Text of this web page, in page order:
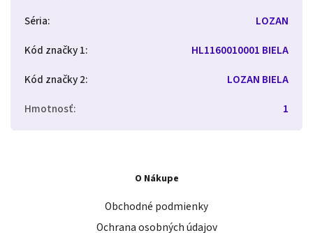
Séria:
LOZAN
Kód značky 1:
HL1160010001 BIELA
Kód značky 2:
LOZAN BIELA
Hmotnosť: 1
O Nákupe
Obchodné podmienky
Ochrana osobných údajov